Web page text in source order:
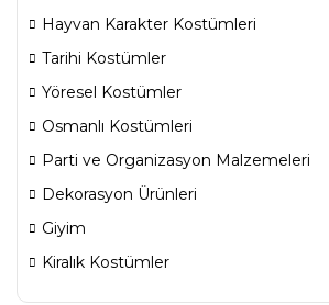
Hayvan Karakter Kostümleri
Tarihi Kostümler
Yöresel Kostümler
Osmanlı Kostümleri
Parti ve Organizasyon Malzemeleri
Dekorasyon Ürünleri
Giyim
Kiralık Kostümler